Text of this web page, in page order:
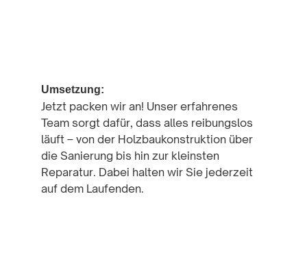
Umsetzung:
Jetzt packen wir an! Unser erfahrenes
Team sorgt dafür, dass alles reibungslos
läuft – von der Holzbaukonstruktion über
die Sanierung bis hin zur kleinsten
Reparatur. Dabei halten wir Sie jederzeit
auf dem Laufenden.